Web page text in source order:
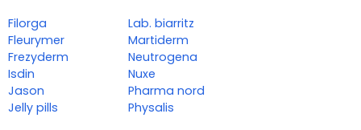
Filorga
Fleurymer
Frezyderm
Isdin
Jason
Jelly pills
Lab. biarritz
Martiderm
Neutrogena
Nuxe
Pharma nord
Physalis